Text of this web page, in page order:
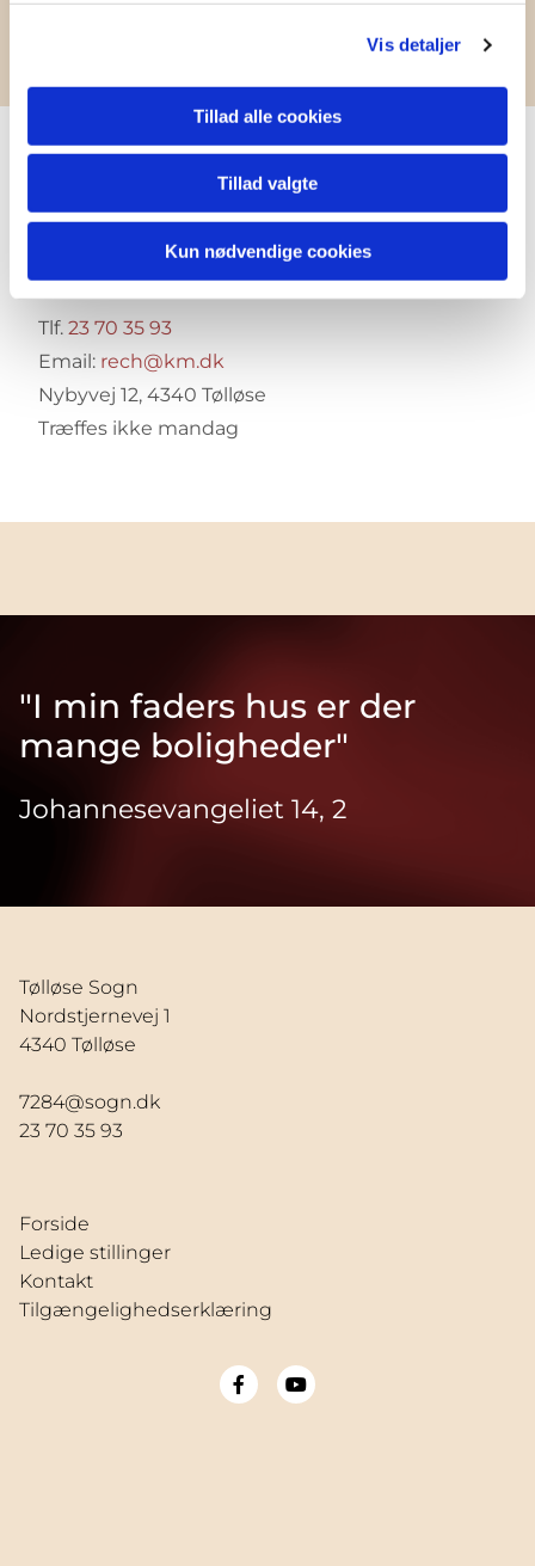
Vis detaljer
Tillad alle cookies
Tillad valgte
Kun nødvendige cookies
Rebecca Cecilie
Hoffmann
VIKARIERENDE SOGNEPRÆST
Tlf. 23 70 35 93
Email: rech@km.dk
Nybyvej 12, 4340 Tølløse
Træffes ikke mandag
"I min faders hus er der
mange boligheder"
Johannesevangeliet 14, 2
Tølløse Sogn
Nordstjernevej 1
4340 Tølløse
7284@sogn.dk
23 70 35 93
Forside
Ledige stillinger
Kontakt
Tilgængelighedserklæring